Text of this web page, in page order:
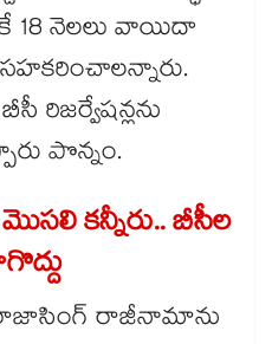
18 నెలలు వాయిదా
రిజర్వేషన్లను
పొన్నం.
కన్నీరు.. బీసీల
రాజీనామాను